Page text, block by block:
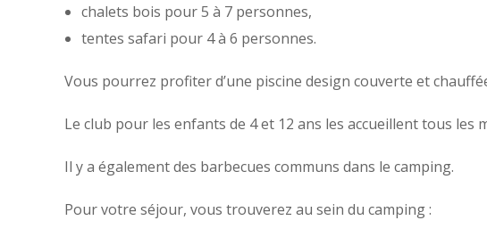
chalets bois pour 5 à 7 personnes,
tentes safari pour 4 à 6 personnes.
Vous pourrez profiter d’une piscine design couverte et
Le club pour les enfants de 4 et 12 ans les accueillent tous
Il y a également des barbecues communs dans le camping.
Pour votre séjour, vous trouverez au sein du camping :